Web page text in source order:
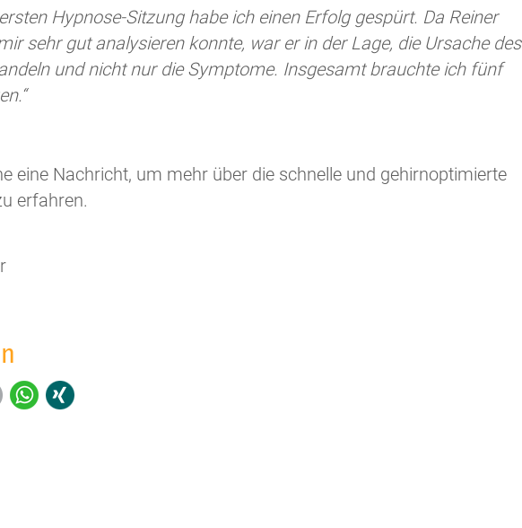
Hypnose-Sitzung habe ich einen Erfolg gespürt. Da Reiner
sehr gut analysieren konnte, war er in der Lage, die Ursache des
und nicht nur die Symptome. Insgesamt brauchte ich fünf
eine Nachricht, um mehr über die schnelle und gehirnoptimierte
erfahren.
E-mailWhatsApp